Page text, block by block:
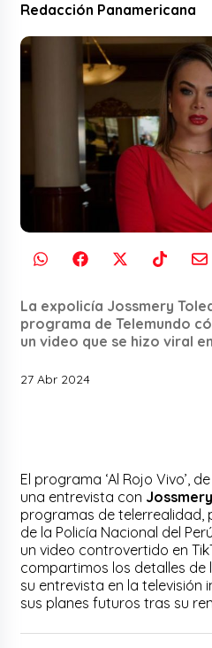
Redacción Panamericana
La expolicía Jossmery
programa de Telemundo
un video que se hizo viral
27 Abr 2024
El programa ‘Al Rojo Vivo’,
una entrevista con
programas de telerrealidad,
de la Policía Nacional del
un video controvertido en
compartimos los detalles de
su entrevista en la televisión
sus planes futuros tras su